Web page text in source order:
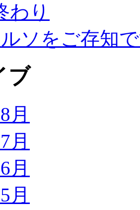
わり
ソをご存知
ブ
月
月
月
月